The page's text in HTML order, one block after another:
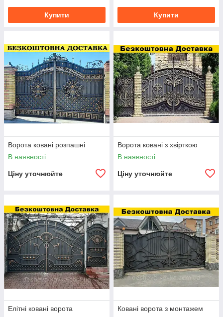
Купити Купити
Ворота ковані розпашні
В наявності
Ціну уточнюйте
Ворота ковані з хвірткою
В наявності
Ціну уточнюйте
Елітні ковані ворота
Ковані ворота з монтажем